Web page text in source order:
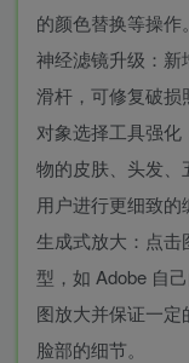
的颜色替换等操作。
神经滤镜升级：新
滑杆，可修复破损
对象选择工具强化
物的皮肤、头发、
用户进行更细致的
生成式放大：点击
型，如 Adobe 自
图放大并保证一定
脸部的细节。